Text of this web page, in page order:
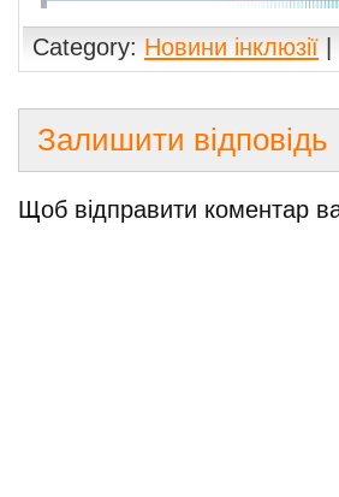
Category: Новини інклюзії
Залишити відповідь
Щоб відправити коментар